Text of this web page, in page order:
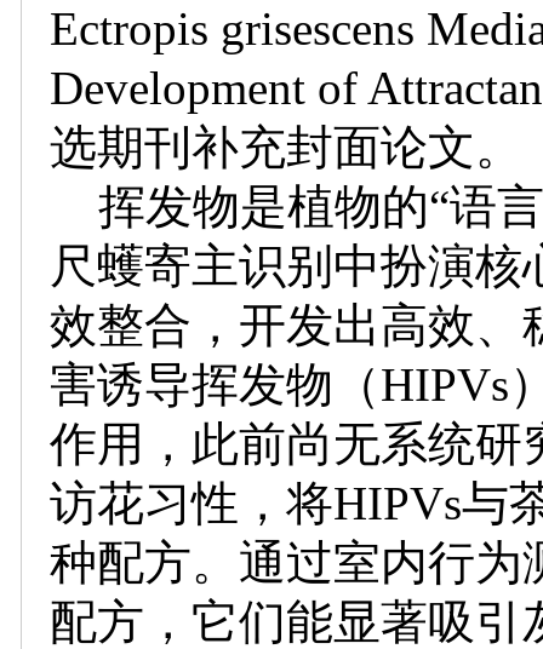
Ectropis grisescens
Development of
选期刊补充封面论文。
挥发物是植物的“语
尺蠖寄主识别中扮演
效整合，开发出高效
害诱导挥发物（HIPVs
作用，此前尚无系统
访花习性，将HIPVs与
种配方。通过室内行
配方，它们能显著吸